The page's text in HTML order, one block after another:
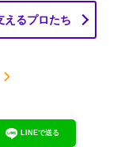
えるプロたち
LINEで送る